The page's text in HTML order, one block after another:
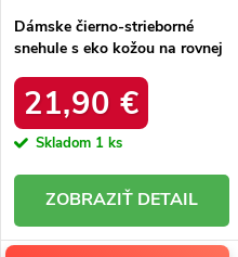
Dámske čierno-strieborné
snehule s eko kožou na rovnej
34586 SREBRNY
21,90 €
Skladom 1 ks
DETAIL